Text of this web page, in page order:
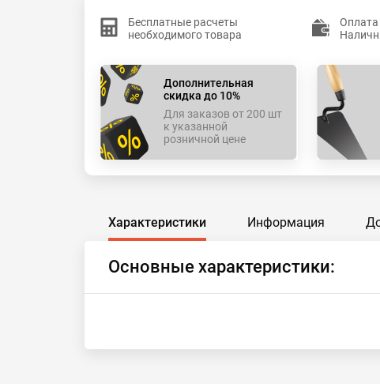
Бесплатные расчеты
необходимого товара
Оплата
Дополнительная
скидка до 10%
Для заказов от 200 шт
к указанной
розничной цене
Характеристики Информация
Основные характеристики: